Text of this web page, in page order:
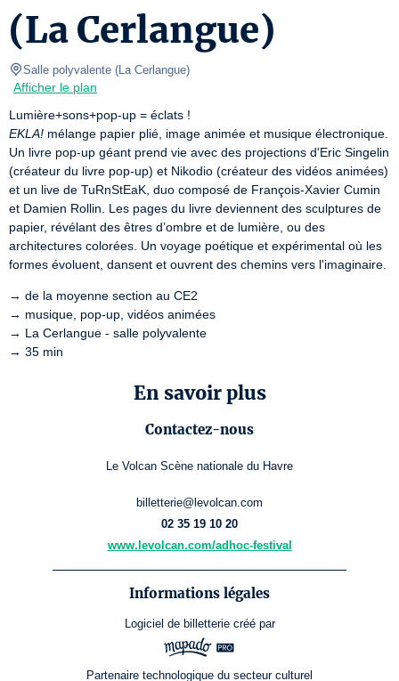
(La Cerlangue)
Salle polyvalente (La Cerlangue)
Afficher le plan
EKLA! mélange papier plié, image animée et musique électronique.
Un livre pop-up géant prend vie avec des projections d'Eric Singelin
(créateur du livre pop-up) et Nikodio (créateur des vidéos animées)
et un live de TuRnStEaK, duo composé de François-Xavier Cumin
et Damien Rollin. Les pages du livre deviennent des sculptures de
papier, révélant des êtres d’ombre et de lumière, ou des
architectures colorées. Un voyage poétique et expérimental où les
formes évoluent, dansent et ouvrent des chemins vers l'imaginaire.
→ de la moyenne section au CE2
→ musique, pop-up, vidéos animées
→ La Cerlangue - salle polyvalente
→ 35 min
En savoir plus
Contactez-nous
Le Volcan Scène nationale du Havre
billetterie@levolcan.com
02 35 19 10 20
www.levolcan.com/adhoc-festival
Informations légales
Logiciel de billetterie créé par
Partenaire technologique du secteur culturel